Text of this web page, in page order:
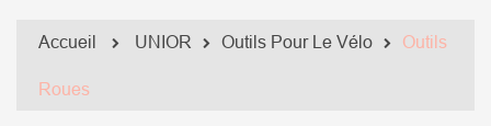
Accueil UNIOR Outils Pour Le Vélo Outils
Roues